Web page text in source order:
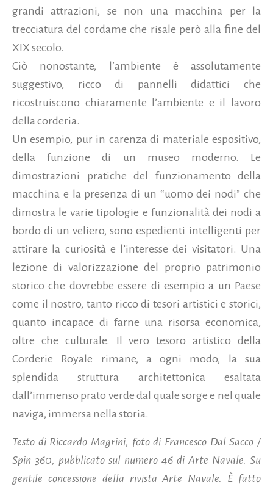
grandi attrazioni, se non una macchina per la
trecciatura del cordame che risale però alla fine del
XIX secolo.
Ciò nonostante, l’ambiente è assolutamente
suggestivo, ricco di pannelli didattici che
ricostruiscono chiaramente l’ambiente e il lavoro
della corderia.
Un esempio, pur in carenza di materiale espositivo,
della funzione di un museo moderno. Le
dimostrazioni pratiche del funzionamento della
macchina e la presenza di un “uomo dei nodi” che
dimostra le varie tipologie e funzionalità dei nodi a
bordo di un veliero, sono espedienti intelligenti per
attirare la curiosità e l’interesse dei visitatori. Una
lezione di valorizzazione del proprio patrimonio
storico che dovrebbe essere di esempio a un Paese
come il nostro, tanto ricco di tesori artistici e storici,
quanto incapace di farne una risorsa economica,
oltre che culturale. Il vero tesoro artistico della
Corderie Royale rimane, a ogni modo, la sua
splendida struttura architettonica esaltata
dall’immenso prato verde dal quale sorge e nel quale
naviga, immersa nella storia.
Testo di Riccardo Magrini, foto di Francesco Dal Sacco /
Spin 360, pubblicato sul numero 46 di Arte Navale. Su
gentile concessione della rivista Arte Navale. È fatto